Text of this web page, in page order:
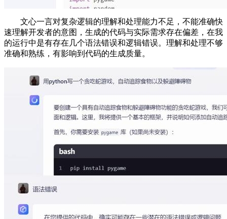
文心一言对复杂逻辑的理解和处理能力不足，不能准确快
速理解开发者的意图，生成的代码与实际需求存在偏差，在我
的运行中是有存在几个语法错误和逻辑错误。理解和处理不够
准确和熟练，有影响到代码的生成质量。